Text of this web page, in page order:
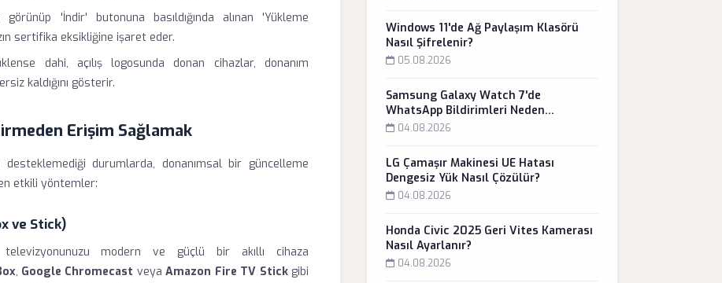
görünüp 'İndir' butonuna basıldığında alınan 'Yükleme
sertifika eksikliğine işaret eder.
dahi, açılış logosunda donan cihazlar, donanım
kaldığını gösterir.
Erişim Sağlamak
desteklemediği durumlarda, donanımsal bir güncelleme
etkili yöntemler:
ve Stick)
televizyonunuzu modern ve güçlü bir akıllı cihaza
, Google Chromecast veyaAmazon Fire TV Stickgibi
Windows 11'de Ağ Paylaşım Klasörü
Nasıl Şifrelenir?
05.08.2026
Samsung Galaxy Watch 7'de
WhatsApp Bildirimleri Neden
Gelmiyor?
04.08.2026
LG Çamaşır Makinesi UE Hatası
Dengesiz Yük Nasıl Çözülür?
04.08.2026
Honda Civic 2025 Geri Vites Kamerası
Nasıl Ayarlanır?
04.08.2026